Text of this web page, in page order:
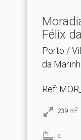
Félix
Porto /
da
Ref:
239 m2
4